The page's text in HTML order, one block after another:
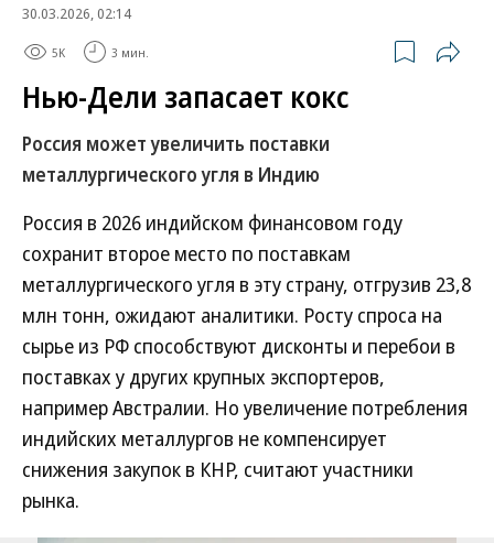
30.03.2026, 02:14
5K 3 мин.
Нью-Дели запасает кокс
Россия может увеличить поставки
металлургического угля в Индию
Россия в 2026 индийском финансовом году
сохранит второе место по поставкам
металлургического угля в эту страну, отгрузив 23,8
млн тонн, ожидают аналитики. Росту спроса на
сырье из РФ способствуют дисконты и перебои в
поставках у других крупных экспортеров,
например Австралии. Но увеличение потребления
индийских металлургов не компенсирует
снижения закупок в КНР, считают участники
рынка.